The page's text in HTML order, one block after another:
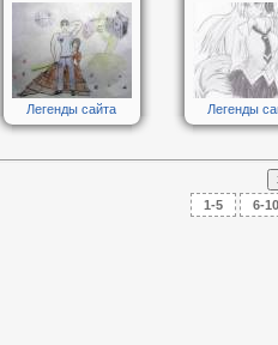
Легенды сайта Легенды
1-5 6-10